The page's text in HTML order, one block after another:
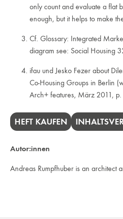
only count and evaluate a flat
enough, but it helps to make
Cf. Glossary: Integrated
diagram see: Social Housing
ifau und Jesko Fezer about
Co-Housing Groups in Berlin
Arch+ features, März 2011,
HEFT KAUFEN
Autor:innen
Andreas Rumpfhuber is an architect